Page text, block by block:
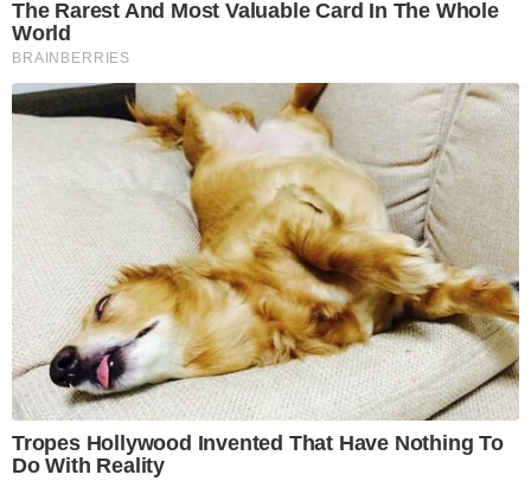
The Rarest And Most Valuable Card In The Whole
World
BRAINBERRIES
Tropes Hollywood Invented That Have Nothing To
Do With Reality